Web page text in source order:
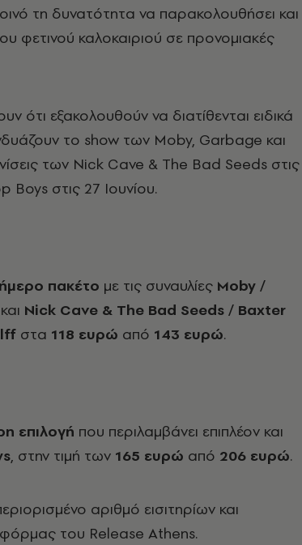
τη δυνατότητα να παρακολουθήσει και
φετινού καλοκαιριού σε προνομιακές
ότι εξακολουθούν να διατίθενται ειδικά
το show των Moby, Garbage και
των Nick Cave & The Bad Seeds στις
Boys στις 27 Ιουνίου.
πακέτο με τις συναυλίες Moby /
και Nick Cave & The Bad Seeds / Baxter
στα 118 ευρώ από 143 ευρώ.
επιλογή που περιλαμβάνει επιπλέον και
, στην τιμή των 165 ευρώ από 206 ευρώ.
αριθμό εισιτηρίων και
του Release Athens.